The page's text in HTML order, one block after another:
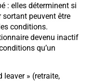
: elles déterminent si
sortant peuvent être
conditions.
devenu inactif
qu’un
leaver » (retraite,